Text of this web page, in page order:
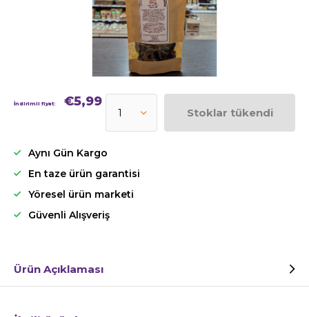
İndirimli fiyat: €5,99
Stoklar tükendi
Aynı Gün Kargo
En taze ürün garantisi
Yöresel ürün marketi
Güvenli Alışveriş
Ürün Açıklaması